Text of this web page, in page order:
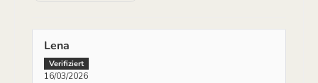
Lena
16/03/2026